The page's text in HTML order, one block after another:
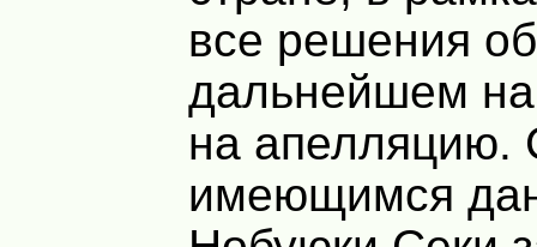
все решения
дальнейшем
на апелляцию.
имеющимся